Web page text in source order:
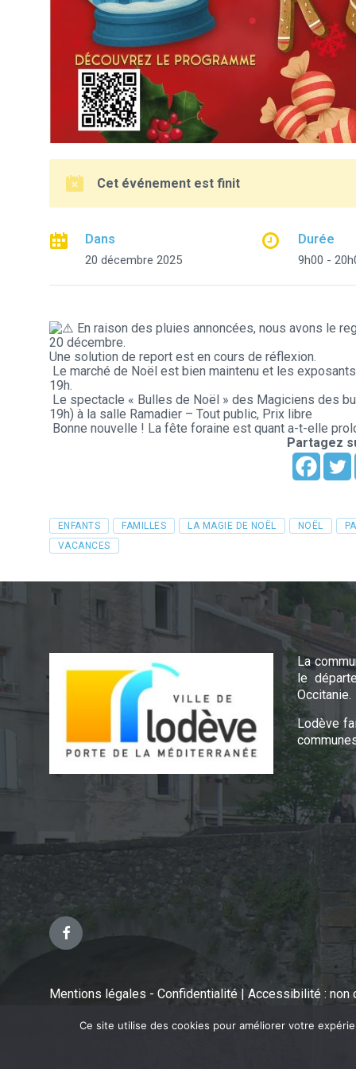
Cet événement est finit
Dans
20 décembre 2025
Durée
9h00 -
En raison des pluies annoncées, nous avons le
20 décembre.
Une solution de report est en cours de réflexion.
Le marché de Noël est bien maintenu et les
19h.
Le spectacle « Bulles de Noël » des Magiciens des
19h) à la salle Ramadier – Tout public, Prix libre
Bonne nouvelle ! La fête foraine est quant a-t-elle
Partagez
Tags
ENFANTS FAMILLES LA MAGIE DE NOËL NOËL
VACANCES
La
le
Occitanie.
Lodève
Facebook
Mentions légales - Confidentialité Accessibilité : non
Ce site utilise des cookies pour améliorer votre